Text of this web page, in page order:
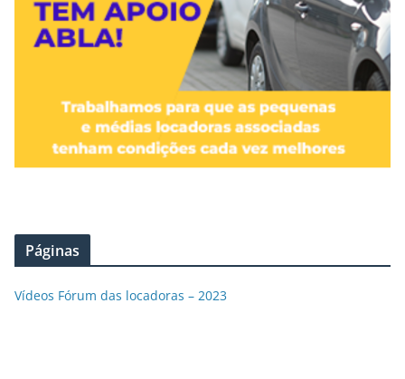
Páginas
Vídeos Fórum das locadoras – 2023